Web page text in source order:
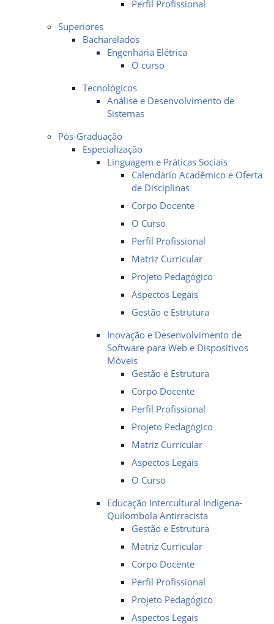
Perfil Profissional
Superiores
Bacharelados
Engenharia Elétrica
O curso
Tecnológicos
Análise e Desenvolvimento de
Sistemas
Pós-Graduação
Especialização
Linguagem e Práticas Sociais
Calendário Acadêmico e Oferta
de Disciplinas
Corpo Docente
O Curso
Perfil Profissional
Matriz Curricular
Projeto Pedagógico
Aspectos Legais
Gestão e Estrutura
Inovação e Desenvolvimento de
Software para Web e Dispositivos
Móveis
Gestão e Estrutura
Corpo Docente
Perfil Profissional
Projeto Pedagógico
Matriz Curricular
Aspectos Legais
O Curso
Educação Intercultural Indígena-
Quilombola Antirracista
Gestão e Estrutura
Matriz Curricular
Corpo Docente
Perfil Profissional
Projeto Pedagógico
Aspectos Legais